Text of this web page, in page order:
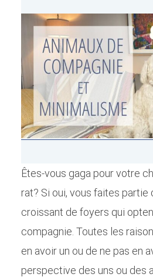
Êtes-vous gaga pour votre
rat? Si oui, vous faites partie
croissant de foyers qui
compagnie. Toutes les
en avoir un ou de ne pas en
perspective des uns ou des